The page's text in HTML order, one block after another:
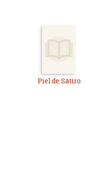
Piel de Sátiro